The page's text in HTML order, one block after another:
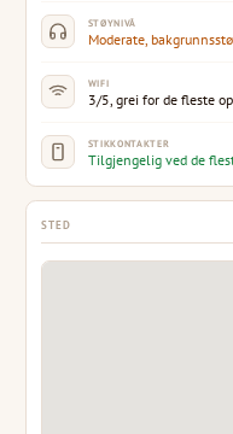
STØYNIVÅ
Moderate,
WIFI
3/5, grei for de fleste
STIKKONTAKTER
Tilgjengelig ved de
STED